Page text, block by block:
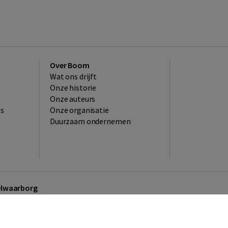
Over Boom
Wat ons drijft
Onze historie
Onze auteurs
Onze organisatie
Duurzaam ondernemen